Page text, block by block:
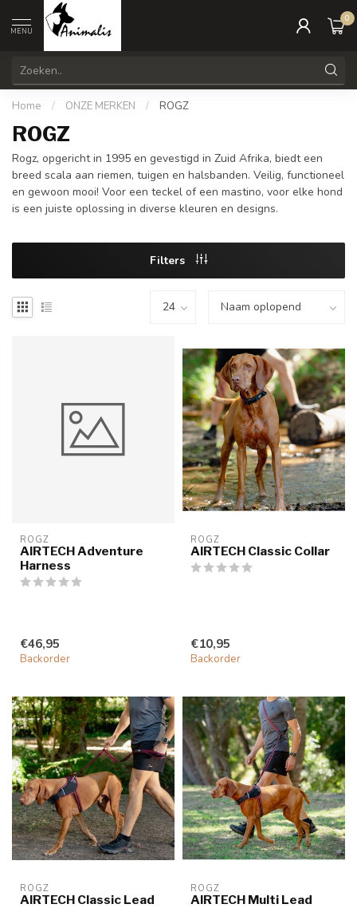
MENU
0
Home / ONZE MERKEN / ROGZ
ROGZ
Rogz, opgericht in 1995 en gevestigd in Zuid Afrika, biedt een
breed scala aan riemen, tuigen en halsbanden. Veilig, functioneel
en gewoon mooi! Voor een teckel of een mastino, voor elke hond
is een juiste oplossing in diverse kleuren en designs.
Filters
ROGZ
AIRTECH Adventure
Harness
€46,95
Backorder
ROGZ
AIRTECH Classic Collar
€10,95
Backorder
ROGZ
AIRTECH Classic Lead
ROGZ
AIRTECH Multi Lead